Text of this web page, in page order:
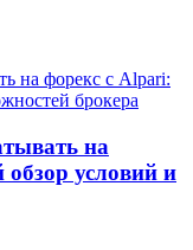
на
условий и